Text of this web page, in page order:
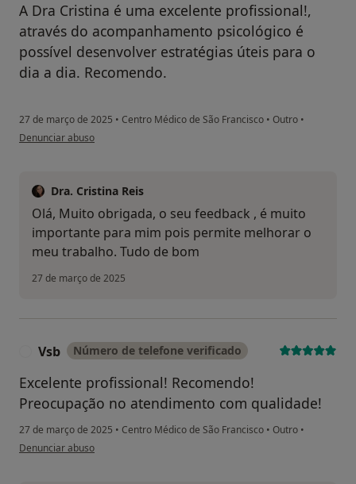
A Dra Cristina é uma excelente profissional!,
através do acompanhamento psicológico é
possível desenvolver estratégias úteis para o
dia a dia. Recomendo.
27 de março de 2025 • Centro Médico de São Francisco • Outro •
na opinião do utilizador PM
Denunciar abuso
Dra. Cristina Reis
Olá, Muito obrigada, o seu feedback , é muito
importante para mim pois permite melhorar o
meu trabalho. Tudo de bom
27 de março de 2025
Vsb Número de telefone verificado
Excelente profissional! Recomendo!
Preocupação no atendimento com qualidade!
27 de março de 2025 • Centro Médico de São Francisco • Outro •
na opinião do utilizador Vsb
Denunciar abuso